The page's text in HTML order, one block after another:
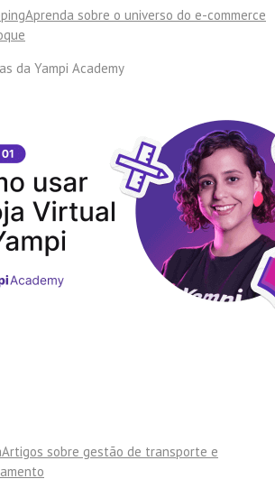
Aprenda sobre o universo do e-commerce
da Yampi Academy
Artigos sobre gestão de transporte e